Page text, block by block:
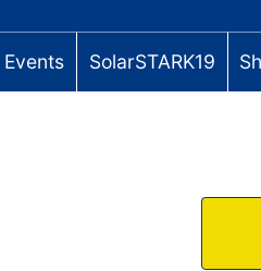
Events SolarSTARK19